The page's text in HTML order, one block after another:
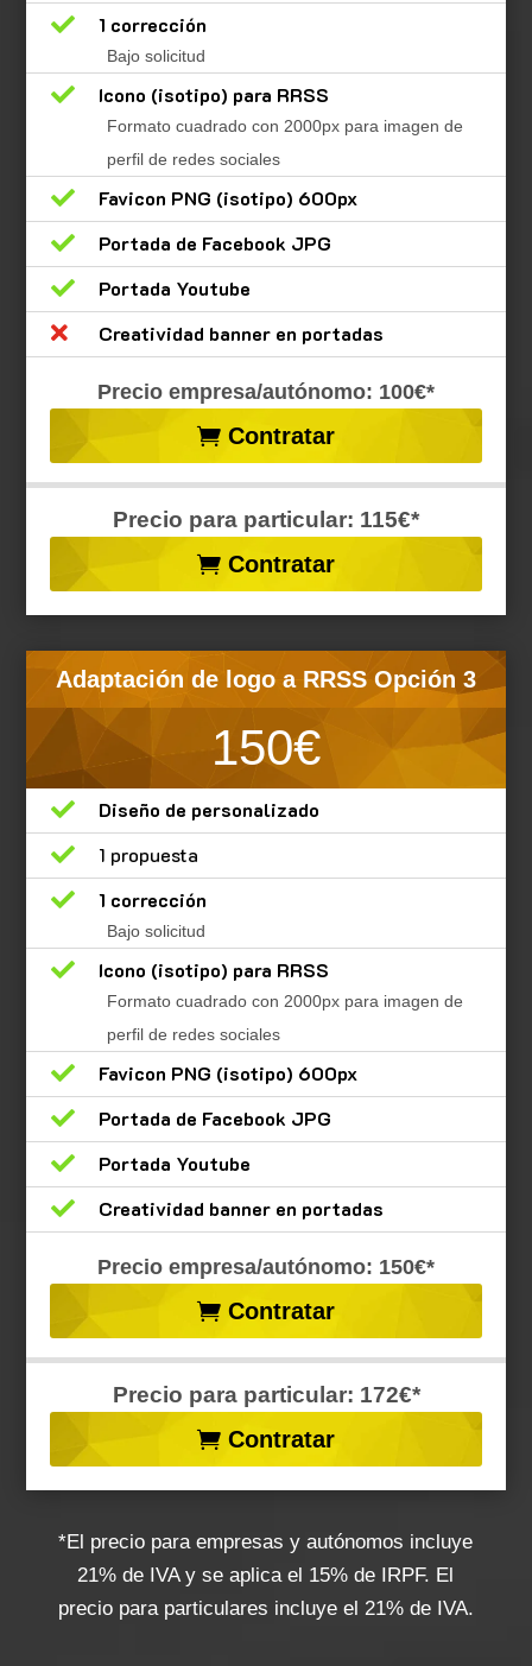

1 corrección
Bajo solicitud
 Icono (isotipo) para RRSS
Formato cuadrado con 2000px para imagen de
perfil de redes sociales

Favicon PNG (isotipo) 600px

Portada de Facebook JPG

Portada Youtube

Creatividad banner en portadas
Precio empresa/autónomo: 100€*
Contratar
Precio para particular: 115€*
Contratar
Adaptación de logo a RRSS Opción 3
150€

Diseño de personalizado

1 propuesta

1 corrección
Bajo solicitud
 Icono (isotipo) para RRSS
Formato cuadrado con 2000px para imagen de
perfil de redes sociales

Favicon PNG (isotipo) 600px

Portada de Facebook JPG

Portada Youtube

Creatividad banner en portadas
Precio empresa/autónomo: 150€*
Contratar
Precio para particular: 172€*
Contratar
*El precio para empresas y autónomos incluye
21% de IVA y se aplica el 15% de IRPF. El
precio para particulares incluye el 21% de IVA.